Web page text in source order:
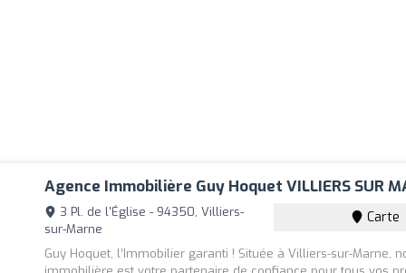
Agence Immobilière Guy Hoquet VILLIERS SUR
3 Pl. de l'Église - 94350, Villiers-
sur-Marne
Carte
Guy Hoquet, l’Immobilier garanti ! Située à Villiers-sur-Marne,